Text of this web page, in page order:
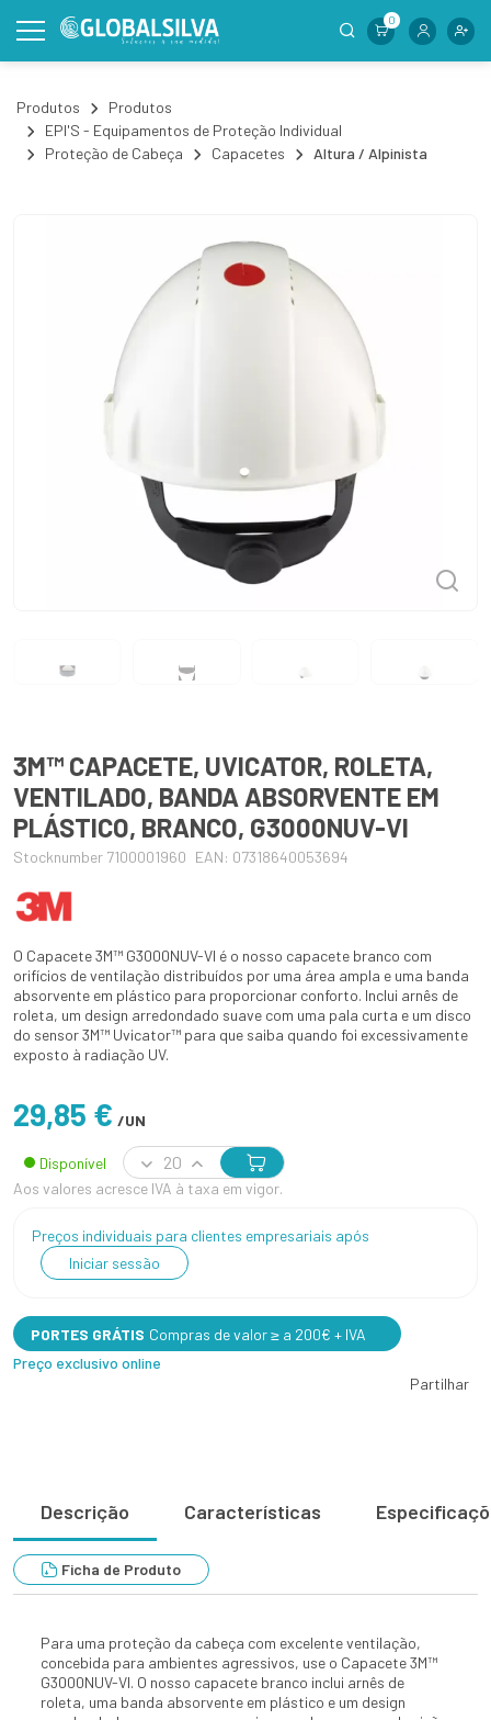
0
Produtos
Produtos
EPI'S - Equipamentos de Proteção Individual
Proteção de Cabeça
Capacetes Altura / Alpinista
3M™ CAPACETE, UVICATOR, ROLETA,
VENTILADO, BANDA ABSORVENTE EM
PLÁSTICO, BRANCO, G3000NUV-VI
Stocknumber 7100001960 EAN: 07318640053694
O Capacete 3M™ G3000NUV-VI é o nosso capacete branco com
orifícios de ventilação distribuídos por uma área ampla e uma banda
absorvente em plástico para proporcionar conforto. Inclui arnês de
roleta, um design arredondado suave com uma pala curta e um disco
do sensor 3M™ Uvicator™ para que saiba quando foi excessivamente
exposto à radiação UV.
29,85 € /UN
Disponível
Aos valores acresce IVA à taxa em vigor.
Preços individuais para clientes empresariais após
Iniciar sessão
PORTES GRÁTIS Compras de valor ≥ a 200€ + IVA
Preço exclusivo online
Partilhar
Descrição Características
Ficha de Produto
Para uma proteção da cabeça com excelente ventilação,
concebida para ambientes agressivos, use o Capacete 3M™
G3000NUV-VI. O nosso capacete branco inclui arnês de
roleta, uma banda absorvente em plástico e um design